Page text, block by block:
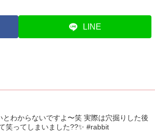
LINE
わからないですよ〜笑 実際は穴掘りした後
笑ってしまいました??✨ #rabbit